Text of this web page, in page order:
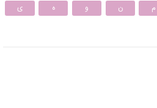
م ن و ه ی